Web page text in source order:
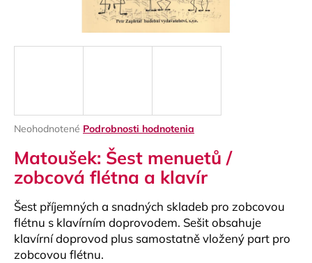
Priemerné
produktu
je
0,0
5
hviezdičiek.
Neohodnotené Podrobnosti hodnotenia
Matoušek: Šest menuetů /
zobcová flétna a klavír
Šest příjemných a snadných skladeb pro zobcovou
flétnu s klavírním doprovodem. Sešit obsahuje
klavírní doprovod plus samostatně vložený part pro
zobcovou flétnu.
n
ť
HĽADAŤ